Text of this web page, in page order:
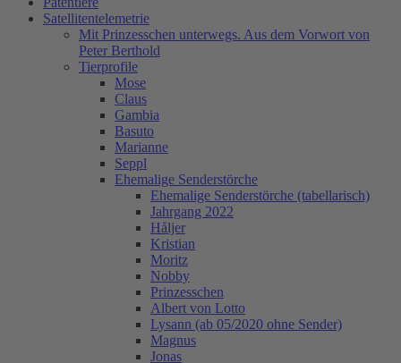
Satellitentelemetrie
Mit Prinzesschen unterwegs. Aus dem Vorwort von
Peter Berthold
Tierprofile
Mose
Claus
Gambia
Basuto
Marianne
Seppl
Ehemalige Senderstörche
Ehemalige Senderstörche (tabellarisch)
Jahrgang 2022
Håljer
Kristian
Moritz
Nobby
Prinzesschen
Albert von Lotto
Lysann (ab 05/2020 ohne Sender)
Magnus
Jonas